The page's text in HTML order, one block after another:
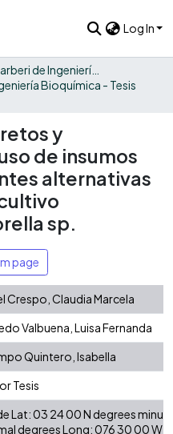
Log In
Facultad Barberi de Ingeniería, Diseño y Ciencias Aplicadas
Bioquímica - Tesis
y
de insumos
alternativas
sp.
page
Crespo, Claudia Marcela
Valbuena, Luisa Fernanda
Quintero, Isabella
Tesis
Lat: 03 24 00 N degrees
degrees Long: 076 30 00 W